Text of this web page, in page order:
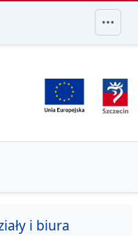
i biura